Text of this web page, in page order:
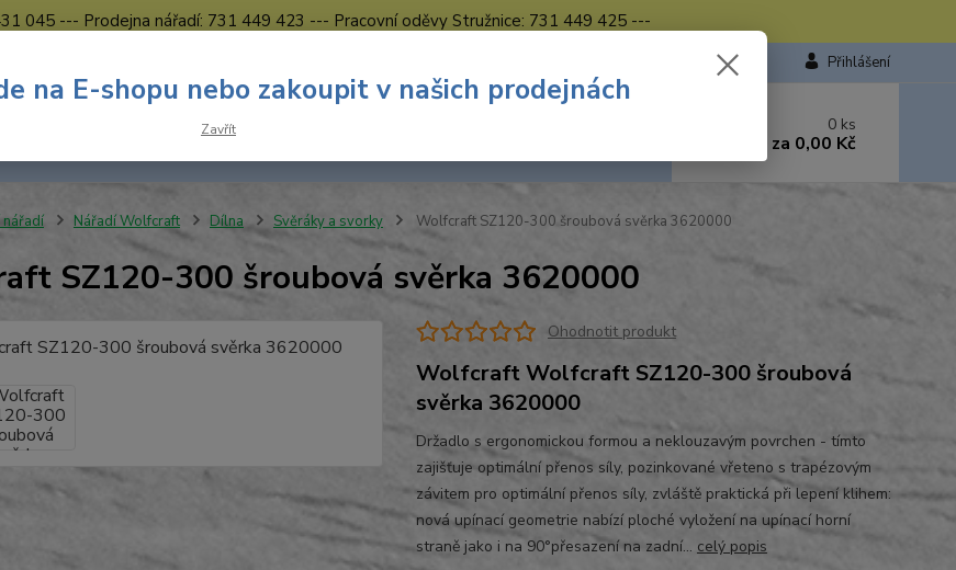
045 --- Prodejna nářadí: 731 449 423 --- Pracovní oděvy Stružnice: 731 449 425 ---
Přihlášení
Hledat
Nevíte si rady? Zavolejte.
0 ks
za 0,00 Kč
nářadí Nářadí Wolfcraft Dílna Svěráky a svorky Wolfcraft SZ120-300 šroubová svěrka 3620000
SZ120-300 šroubová svěrka 3620000
Ohodnotit produkt
Wolfcraft Wolfcraft SZ120-300 šroubová
svěrka 3620000
Držadlo s ergonomickou formou a neklouzavým povrchen - tímto
zajišťuje optimální přenos síly, pozinkované vřeteno s trapézovým
závitem pro optimální přenos síly, zvláště praktická při lepení klihem:
nová upínací geometrie nabízí ploché vyložení na upínací horní
straně jako i na 90°přesazení na zadní... celý popis
na E-shopu nebo zakoupit v našich prodejnách
Zavřít